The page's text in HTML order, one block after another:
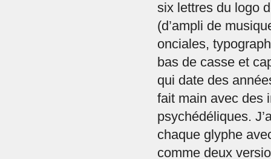
six lettres du logo
(d’ampli de
onciales,
bas de casse et
qui date des
fait main avec des
psychédéliques.
chaque glyphe
comme deux